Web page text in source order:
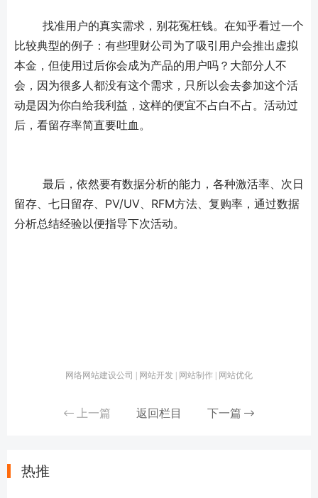
比较典型的例子：有些理财公司为了吸引用户会推出虚拟
本金，但使用过后你会成为产品的用户吗？大部分人不
会，因为很多人都没有这个需求，只所以会去参加这个活
动是因为你白给我利益，这样的便宜不占白不占。活动过
后，看留存率简直要吐血。
留存、七日留存、PV/UV、RFM方法、复购率，通过数据
分析总结经验以便指导下次活动。
网络网站建设公司 | 网站开发 | 网站制作 | 网站优化
上一篇 返回栏目 下一篇
热推